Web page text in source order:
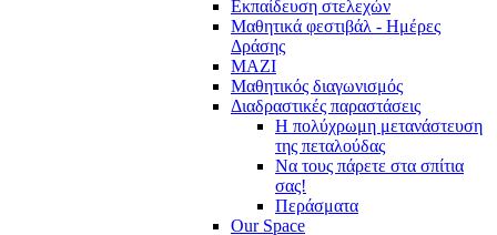
Εκπαίδευση στελεχών
Μαθητικά φεστιβάλ - Ημέρες
Δράσης
ΜΑΖΙ
Μαθητικός διαγωνισμός
Διαδραστικές παραστάσεις
Η πολύχρωμη μετανάστευση
της πεταλούδας
Να τους πάρετε στα σπίτια
σας!
Περάσματα
Our Space